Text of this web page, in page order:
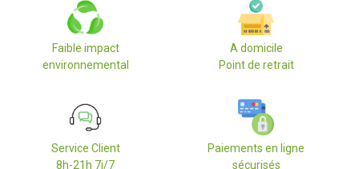
Faible impact
environnemental
A domicile
Point de retrait
Service Client
8h-21h 7j/7
Paiements en ligne
sécurisés